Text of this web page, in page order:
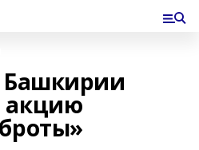
Башкирии
акцию